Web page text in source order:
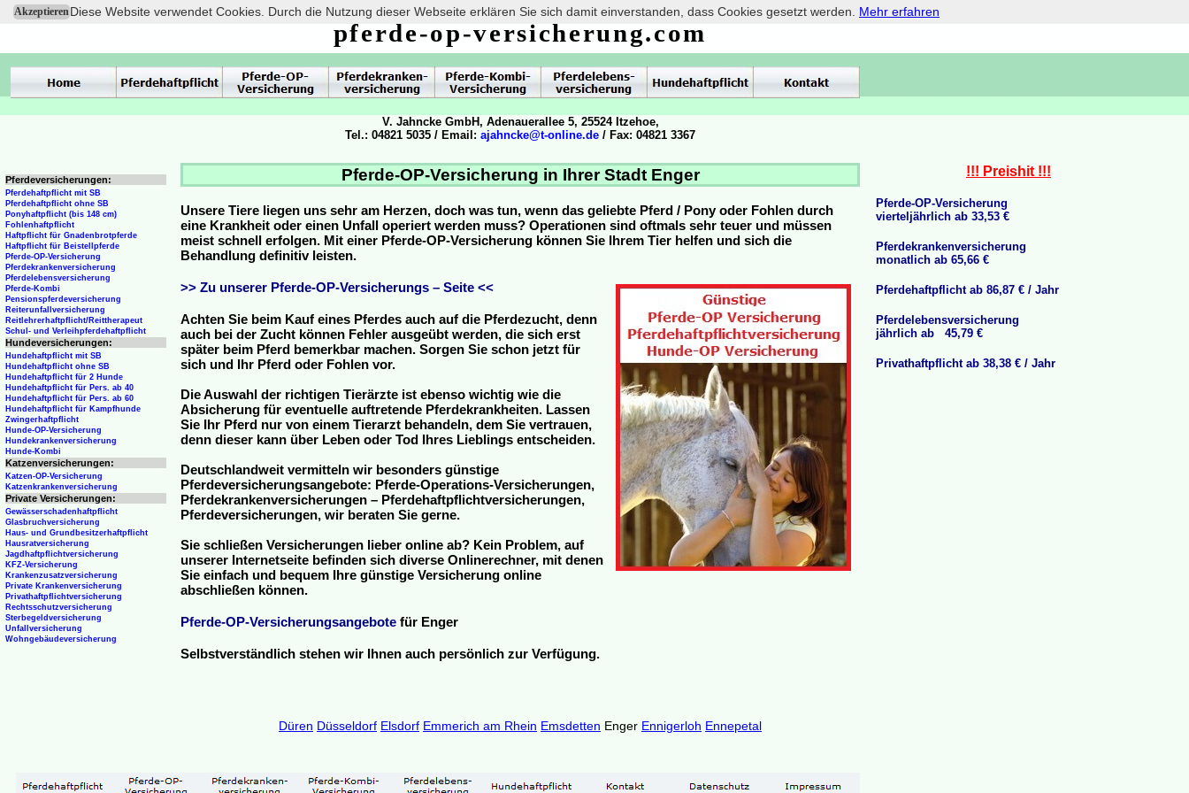
AkzeptierenDiese Website verwendet Cookies. Durch die Nutzung dieser Webseite erklären Sie sich damit einverstanden, dass Cookies gesetzt werden. Mehr erfahren
Pferde-OP-Versicherung in Ihrer Stadt Enger
Unsere Tiere liegen uns sehr am Herzen, doch was tun, wenn das geliebte Pferd / Pony oder Fohlen durch
eine Krankheit oder einen Unfall operiert werden muss? Operationen sind oftmals sehr teuer und müssen
meist schnell erfolgen. Mit einer Pferde-OP-Versicherung können Sie Ihrem Tier helfen und sich die
Behandlung definitiv leisten.
>> Zu unserer Pferde-OP-Versicherungs – Seite <<
Achten Sie beim Kauf eines Pferdes auch auf die Pferdezucht, denn
auch bei der Zucht können Fehler ausgeübt werden, die sich erst
später beim Pferd bemerkbar machen. Sorgen Sie schon jetzt für
sich und Ihr Pferd oder Fohlen vor.
Die Auswahl der richtigen Tierärzte ist ebenso wichtig wie die
Absicherung für eventuelle auftretende Pferdekrankheiten. Lassen
Sie Ihr Pferd nur von einem Tierarzt behandeln, dem Sie vertrauen,
denn dieser kann über Leben oder Tod Ihres Lieblings entscheiden.
Deutschlandweit vermitteln wir besonders günstige
Pferdeversicherungsangebote: Pferde-Operations-Versicherungen,
Pferdekrankenversicherungen – Pferdehaftpflichtversicherungen,
Pferdeversicherungen, wir beraten Sie gerne.
Sie schließen Versicherungen lieber online ab? Kein Problem, auf
unserer Internetseite befinden sich diverse Onlinerechner, mit denen
Sie einfach und bequem Ihre günstige Versicherung online
abschließen können.
Pferde-OP-Versicherungsangebote für Enger
Selbstverständlich stehen wir Ihnen auch persönlich zur Verfügung.
pferde-op-versicherung.com
!!! Preishit !!!
Pferde-OP-Versicherung
vierteljährlich ab 33,53 €
Pferdekrankenversicherung
monatlich ab 65,66 €
Pferdehaftpflicht ab 86,87 € / Jahr
Pferdelebensversicherung
jährlich ab 45,79 €
Privathaftpflicht ab 38,38 € / Jahr
Pferdeversicherungen:
Pferdehaftpflicht mit SB
Pferdehaftpflicht ohne SB
Ponyhaftpflicht (bis 148 cm)
Fohlenhaftpflicht
Haftpflicht für Gnadenbrotpferde
Haftpflicht für Beistellpferde
Pferde-OP-Versicherung
Pferdekrankenversicherung
Pferdelebensversicherung
Pferde-Kombi
Pensionspferdeversicherung
Reiterunfallversicherung
Reitlehrerhaftpflicht/Reittherapeut
Schul- und Verleihpferdehaftpflicht
Hundeversicherungen:
Hundehaftpflicht mit SB
Hundehaftpflicht ohne SB
Hundehaftpflicht für 2 Hunde
Hundehaftpflicht für Pers. ab 40
Hundehaftpflicht für Pers. ab 60
Hundehaftpflicht für Kampfhunde
Zwingerhaftpflicht
Hunde-OP-Versicherung
Hundekrankenversicherung
Hunde-Kombi
Katzenversicherungen:
Katzen-OP-Versicherung
Katzenkrankenversicherung
Private Versicherungen:
Gewässerschadenhaftpflicht
Glasbruchversicherung
Haus- und Grundbesitzerhaftpflicht
Hausratversicherung
Jagdhaftpflichtversicherung
KFZ-Versicherung
Krankenzusatzversicherung
Private Krankenversicherung
Privathaftpflichtversicherung
Rechtsschutzversicherung
Sterbegeldversicherung
Unfallversicherung
Wohngebäudeversicherung
V. Jahncke GmbH, Adenauerallee 5, 25524 Itzehoe,
Tel.: 04821 5035 / Email: ajahncke@t-online.de / Fax: 04821 3367
Düren Düsseldorf Elsdorf Emmerich am Rhein Emsdetten Enger Ennigerloh Ennepetal